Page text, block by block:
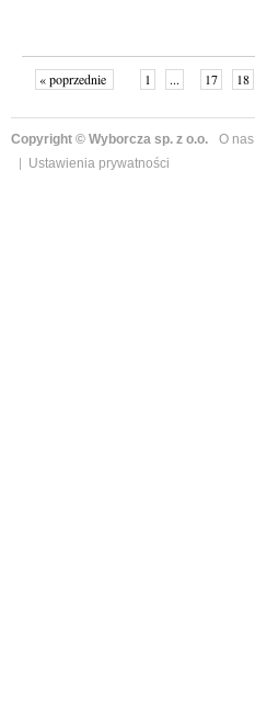
« poprzednie 1 ... 17 18
Copyright © Wyborcza sp. z o.o. O nas
Ustawienia prywatności